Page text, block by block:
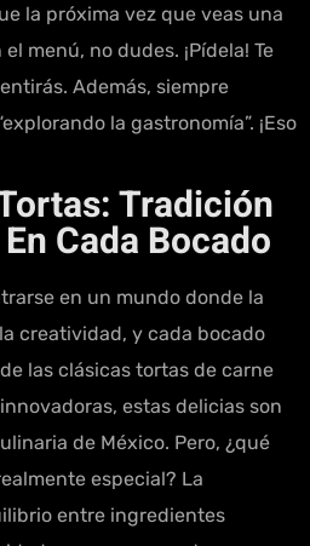
la próxima vez que veas una
menú, no dudes. ¡Pídela! Te
Además, siempre
la gastronomía”. ¡Eso
Tradición
Cada Bocado
en un mundo donde la
creatividad, y cada bocado
las clásicas tortas de carne
estas delicias son
de México. Pero, ¿qué
especial? La
entre ingredientes